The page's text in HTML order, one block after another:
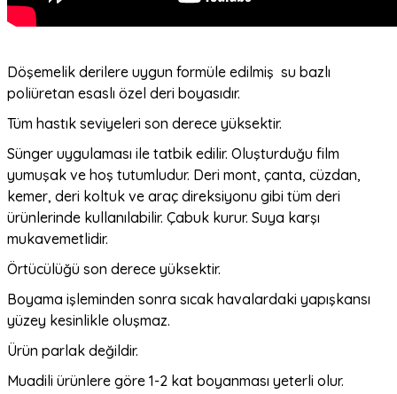
Döşemelik derilere uygun formüle edilmiş su bazlı
poliüretan esaslı özel deri boyasıdır.
Tüm hastık seviyeleri son derece yüksektir.
Sünger uygulaması ile tatbik edilir. Oluşturduğu film
yumuşak ve hoş tutumludur. Deri mont, çanta, cüzdan,
kemer, deri koltuk ve araç direksiyonu gibi tüm deri
ürünlerinde kullanılabilir. Çabuk kurur. Suya karşı
mukavemetlidir.
Örtücülüğü son derece yüksektir.
Boyama işleminden sonra sıcak havalardaki yapışkansı
yüzey kesinlikle oluşmaz.
Ürün parlak değildir.
Muadili ürünlere göre 1-2 kat boyanması yeterli olur.